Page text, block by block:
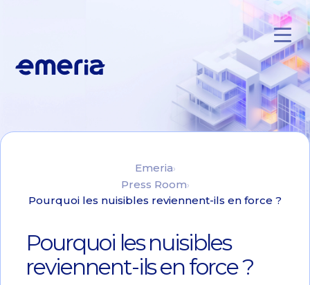
Emeria
Emeria
Press Room
Pourquoi les nuisibles reviennent-ils en force ?
Pourquoi les nuisibles
reviennent-ils en force ?